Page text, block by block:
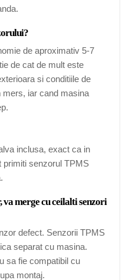
de aproximativ 5-7
de cat de mult este
si conditiile de
mers, iar cand masina
inclusa, exact ca in
primiti senzorul TPMS
va merge cu ceilalti senzori
defect. Senzorii TPMS
separat cu masina.
sa fie compatibil cu
montaj.